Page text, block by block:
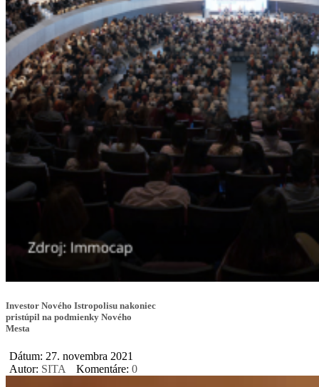
Investor Nového Istropolisu nakoniec
pristúpil na podmienky Nového
Mesta
Dátum: 27. novembra 2021
Autor: SITA Komentáre: 0